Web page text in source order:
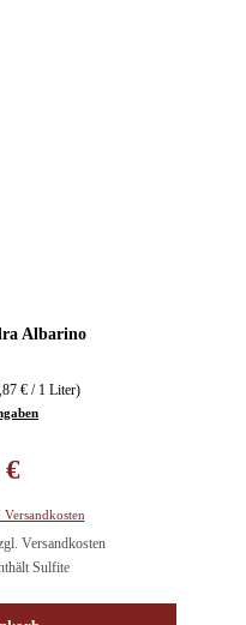
Albarino
€ / 1 Liter)
€
Versandkosten
Sulfite